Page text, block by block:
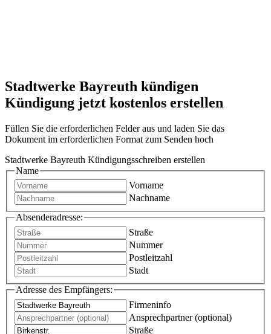
Stadtwerke Bayreuth kündigen
Kündigung jetzt kostenlos erstellen
Füllen Sie die erforderlichen Felder aus und laden Sie das
Dokument im erforderlichen Format zum Senden hoch
Stadtwerke Bayreuth Kündigungsschreiben erstellen
Name
Vorname
Nachname
Absenderadresse:
Straße
Nummer
Postleitzahl
Stadt
Adresse des Empfängers:
Firmeninfo
Ansprechpartner (optional)
Straße